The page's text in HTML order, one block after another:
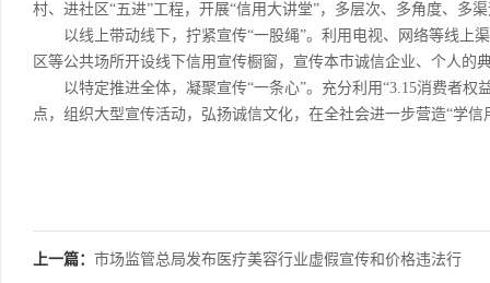
村、进社区“五进”工程，开展“信用大讲堂”，多层次、多角度、多
以线上带动线下，拧紧宣传“一股绳”。利用电视、网络等线上
区等公共场所开设线下信用宣传橱窗，宣传本市诚信企业、个人
以特定推进全体，凝聚宣传“一条心”。充分利用“3.15消费者权
点，组织大型宣传活动，弘扬诚信文化，在全社会进一步营造“学
上一篇： 市场监管总局发布医疗美容行业虚假宣传和价格违法行